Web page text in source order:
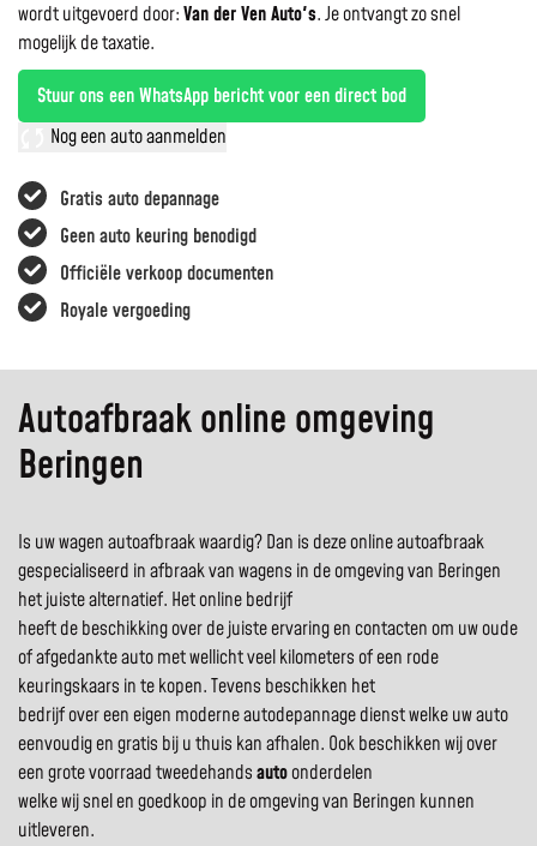
Gratis auto depannage
Geen auto keuring benodigd
Officiële verkoop documenten
Royale vergoeding
wordt uitgevoerd door:Van der Ven Auto's.Je ontvangt zo snel
mogelijk de taxatie.
Stuur ons een WhatsApp bericht voor een direct bod
Nog een auto aanmelden
Autoafbraak online omgeving
Beringen
Is uw wagen autoafbraak waardig? Dan is deze online autoafbraak
gespecialiseerd in afbraak van wagens in de omgeving van Beringen
het juiste alternatief. Het online bedrijf
heeft de beschikking over de juiste ervaring en contacten om uw oude
of afgedankte auto met wellicht veel kilometers of een rode
keuringskaars in te kopen. Tevens beschikken het
bedrijf over een eigen moderne autodepannage dienst welke uw auto
eenvoudig en gratis bij u thuis kan afhalen. Ook beschikken wij over
een grote voorraad tweedehandsautoonderdelen
welke wij snel en goedkoop in de omgeving van Beringen kunnen
uitleveren.